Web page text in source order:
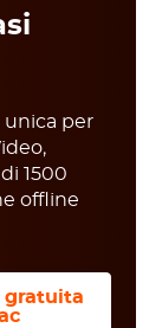
unica per
1500
offline
gratuita